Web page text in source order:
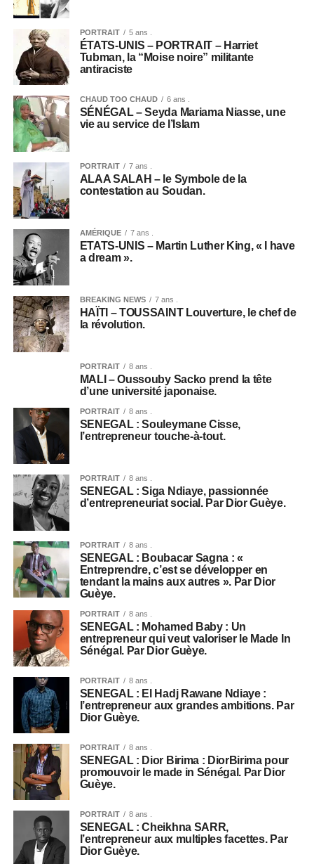
PORTRAIT 5 ans .
ÉTATS-UNIS – PORTRAIT – Harriet
Tubman, la “Moise noire” militante
antiraciste
CHAUD TOO CHAUD 6 ans .
SÉNÉGAL – Seyda Mariama Niasse, une
vie au service de l’Islam
PORTRAIT 7 ans .
ALAA SALAH – le Symbole de la
contestation au Soudan.
AMÉRIQUE 7 ans .
ETATS-UNIS – Martin Luther King, « I have
a dream ».
BREAKING NEWS 7 ans .
HAÏTI – TOUSSAINT Louverture, le chef de
la révolution.
PORTRAIT 8 ans .
MALI – Oussouby Sacko prend la tête
d’une université japonaise.
PORTRAIT 8 ans .
SENEGAL : Souleymane Cisse,
l’entrepreneur touche-à-tout.
PORTRAIT 8 ans .
SENEGAL : Siga Ndiaye, passionnée
d’entrepreneuriat social. Par Dior Guèye.
PORTRAIT 8 ans .
SENEGAL : Boubacar Sagna : «
Entreprendre, c’est se développer en
tendant la mains aux autres ». Par Dior
Guèye.
PORTRAIT 8 ans .
SENEGAL : Mohamed Baby : Un
entrepreneur qui veut valoriser le Made In
Sénégal. Par Dior Guèye.
PORTRAIT 8 ans .
SENEGAL : El Hadj Rawane Ndiaye :
l’entrepreneur aux grandes ambitions. Par
Dior Guèye.
PORTRAIT 8 ans .
SENEGAL : Dior Birima : DiorBirima pour
promouvoir le made in Sénégal. Par Dior
Guèye.
PORTRAIT 8 ans .
SENEGAL : Cheikhna SARR,
l’entrepreneur aux multiples facettes. Par
Dior Guèye.